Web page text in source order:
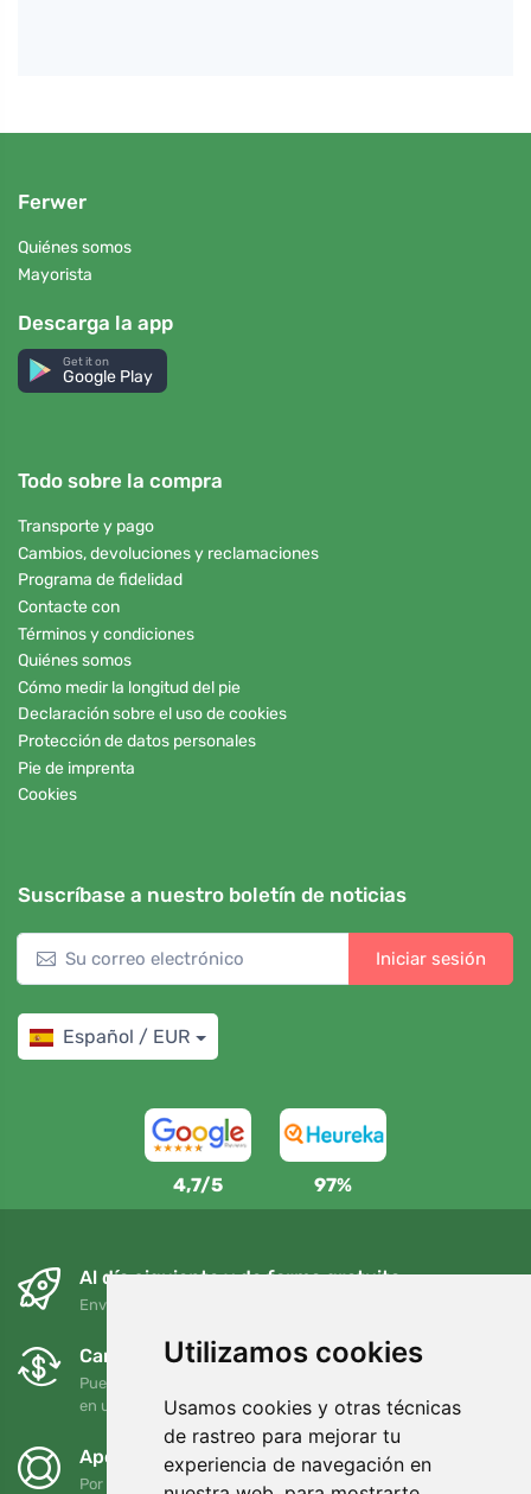
Utilizamos cookies
Usamos cookies y otras técnicas
de rastreo para mejorar tu
experiencia de navegación en
Ferwer
Quiénes somos
Mayorista
Descarga la app
Get it on
Google Play
Todo sobre la compra
Transporte y pago
Cambios, devoluciones y reclamaciones
Programa de fidelidad
Contacte con
Términos y condiciones
Quiénes somos
Cómo medir la longitud del pie
Declaración sobre el uso de cookies
Protección de datos personales
Pie de imprenta
Cookies
Suscríbase a nuestro boletín de noticias
Iniciar sesión
Español / EUR
4,7/5 97%
Al día siguiente y de forma gratuita
Envío gratuito para pedidos superiores a 95 EUR
Cambios y devoluciones gratuitos
Puede devolver o cambiar su pedido en cualquier momento
en un plazo de 90 días
Apoyamos a Trees.org
Por cada pedido plantamos un árbol. Leer más